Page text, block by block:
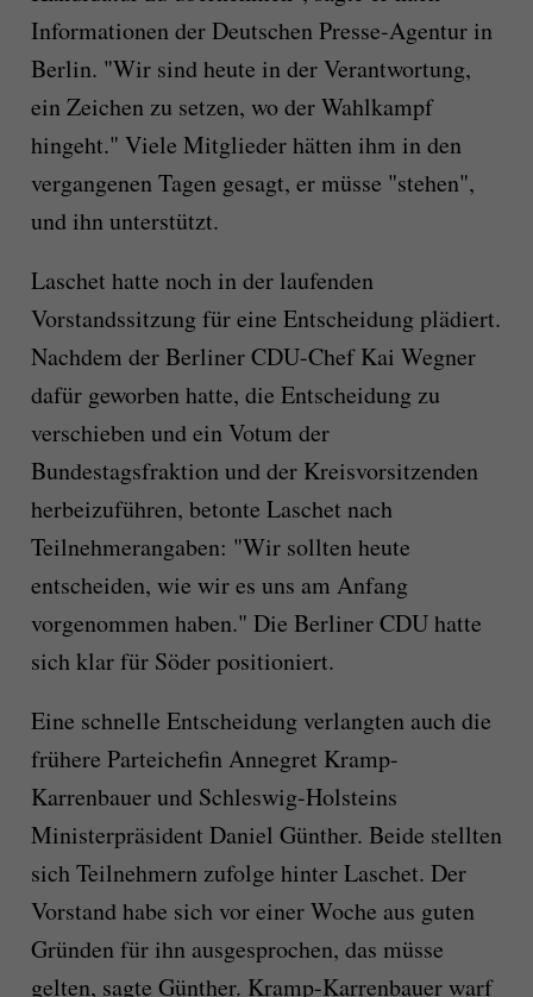
Informationen der Deutschen Presse-Agentur in
Berlin. "Wir sind heute in der Verantwortung,
ein Zeichen zu setzen, wo der Wahlkampf
hingeht." Viele Mitglieder hätten ihm in den
vergangenen Tagen gesagt, er müsse "stehen",
und ihn unterstützt.
Laschet hatte noch in der laufenden
Vorstandssitzung für eine Entscheidung plädiert.
Nachdem der Berliner CDU-Chef Kai Wegner
dafür geworben hatte, die Entscheidung zu
verschieben und ein Votum der
Bundestagsfraktion und der Kreisvorsitzenden
herbeizuführen, betonte Laschet nach
Teilnehmerangaben: "Wir sollten heute
entscheiden, wie wir es uns am Anfang
vorgenommen haben." Die Berliner CDU hatte
sich klar für Söder positioniert.
Eine schnelle Entscheidung verlangten auch die
frühere Parteichefin Annegret Kramp-
Karrenbauer und Schleswig-Holsteins
Ministerpräsident Daniel Günther. Beide stellten
sich Teilnehmern zufolge hinter Laschet. Der
Vorstand habe sich vor einer Woche aus guten
Gründen für ihn ausgesprochen, das müsse
gelten, sagte Günther. Kramp-Karrenbauer warf